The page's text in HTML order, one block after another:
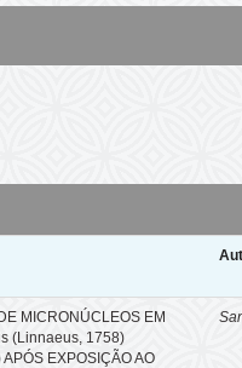
MICRONÚCLEOS EM
(Linnaeus, 1758)
EXPOSIÇÃO AO